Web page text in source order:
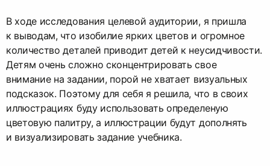
В ходе исследования целевой аудитории, я пришла
к выводам, что изобилие ярких цветов и огромное
количество деталей приводит детей к неусидчивости.
Детям очень сложно сконцентрировать свое
внимание на задании, порой не хватает визуальных
подсказок. Поэтому для себя я решила, что в своих
иллюстрациях буду использовать определеную
цветовую палитру, а иллюстрации будут дополнять
и визуализировать задание учебника.